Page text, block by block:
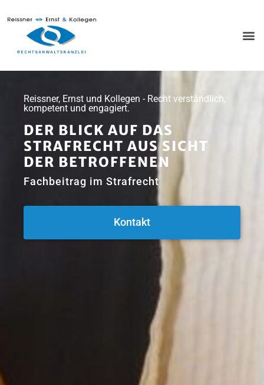
Reissner, Ernst und Kollegen - Recht verständlich,
kompetent und engagiert.
DER BLICK AUF DAS
STRAFRECHT AUS SICHT
DER BETROFFENEN
Fachbeitrag im Strafrecht
Kontakt